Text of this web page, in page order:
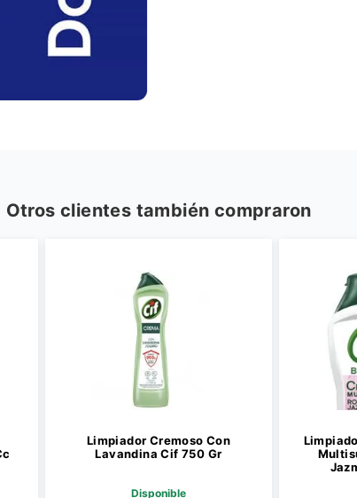
Otros clientes también compraron
Limpiador Cremoso Con
Lavandina Cif 750 Gr
Disponible